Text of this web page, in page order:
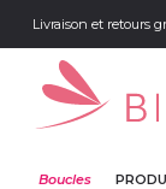
Livraison et retours
Boucles